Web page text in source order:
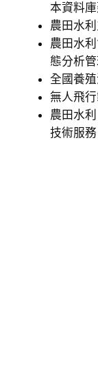
本資料
農田水
農田水
態分析
全國養
無人飛
農田水
技術服務